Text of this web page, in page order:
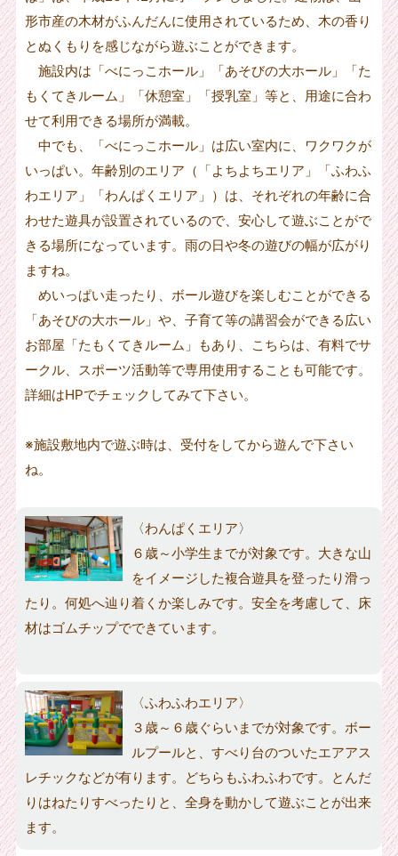
形市産の木材がふんだんに使用されているため、木の香り
とぬくもりを感じながら遊ぶことができます。
施設内は「べにっこホール」「あそびの大ホール」「た
もくてきルーム」「休憩室」「授乳室」等と、用途に合わ
せて利用できる場所が満載。
中でも、「べにっこホール」は広い室内に、ワクワクが
いっぱい。年齢別のエリア（「よちよちエリア」「ふわふ
わエリア」「わんぱくエリア」）は、それぞれの年齢に合
わせた遊具が設置されているので、安心して遊ぶことがで
きる場所になっています。雨の日や冬の遊びの幅が広がり
ますね。
めいっぱい走ったり、ボール遊びを楽しむことができる
「あそびの大ホール」や、子育て等の講習会ができる広い
お部屋「たもくてきルーム」もあり、こちらは、有料でサ
ークル、スポーツ活動等で専用使用することも可能です。
詳細はHPでチェックしてみて下さい。
※施設敷地内で遊ぶ時は、受付をしてから遊んで下さい
ね。
〈わんぱくエリア〉
６歳～小学生までが対象です。大きな山
をイメージした複合遊具を登ったり滑っ
たり。何処へ辿り着くか楽しみです。安全を考慮して、床
材はゴムチップでできています。
〈ふわふわエリア〉
３歳～６歳ぐらいまでが対象です。ボー
ルプールと、すべり台のついたエアアス
レチックなどが有ります。どちらもふわふわです。とんだ
りはねたりすべったりと、全身を動かして遊ぶことが出来
ます。